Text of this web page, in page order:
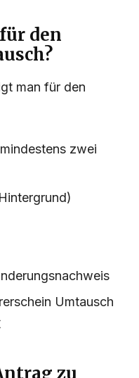
den
man für den
zwei
Umtausch